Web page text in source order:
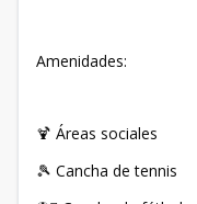
Amenidades:
🍹 Áreas sociales
🎾 Cancha de tennis